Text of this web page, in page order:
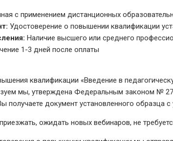
с применением дистанционных
Удостоверение о повышении квалификации
Наличие высшего или среднего
1-3 дней после оплаты
квалификации «Введение в
мы, утверждена Федеральным законом №
получаете документ установленного образца
ожидать новых вебинаров, не